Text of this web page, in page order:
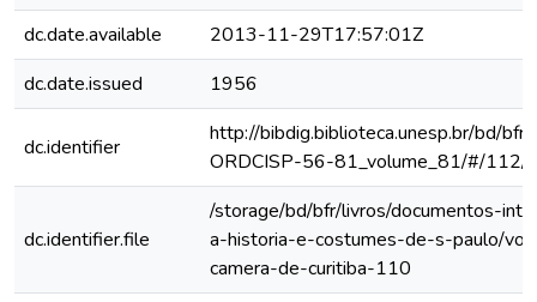
dc.date.available
2013-11-29T17:57:01Z
dc.date.issued
1956
dc.identifier
http://bibdig.biblioteca.unesp.br/bd/
ORDCISP-56-81_volume_81/#/112/
dc.identifier.file
/storage/bd/bfr/livros/documentos-
a-historia-e-costumes-de-s-paulo/
camera-de-curitiba-110